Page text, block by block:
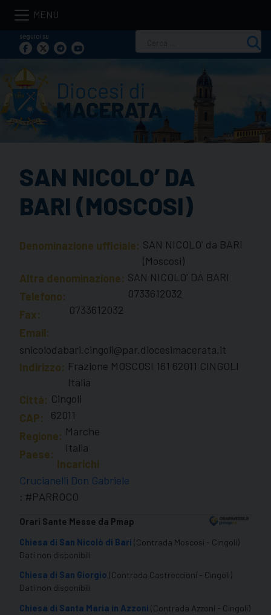
Skip
contentseguici su
per:
SAN NICOLO’ DA
BARI (MOSCOSI)
Denominazione ufficiale: SAN NICOLO' da BARI
(Moscosi)
Altra denominazione: SAN NICOLO' DA BARI
Telefono:
0733612032
Fax:
0733612032
Email:
snicolodabari.cingoli@par.diocesimacerata.it
Indirizzo: Frazione MOSCOSI 161 62011 CINGOLI
Italia
Città: Cingoli
CAP:
62011
Regione: Marche
Paese:
Italia
Incarichi
Crucianelli Don Gabriele
: #PARROCO
Orari Sante Messe da Pmap
Chiesa di San Nicolò di Bari (Contrada Moscosi - Cingoli)
Dati non disponibili
Chiesa di San Giorgio (Contrada Castreccioni - Cingoli)
Dati non disponibili
Chiesa di Santa Maria in Azzoni (Contrada Azzoni - Cingoli)